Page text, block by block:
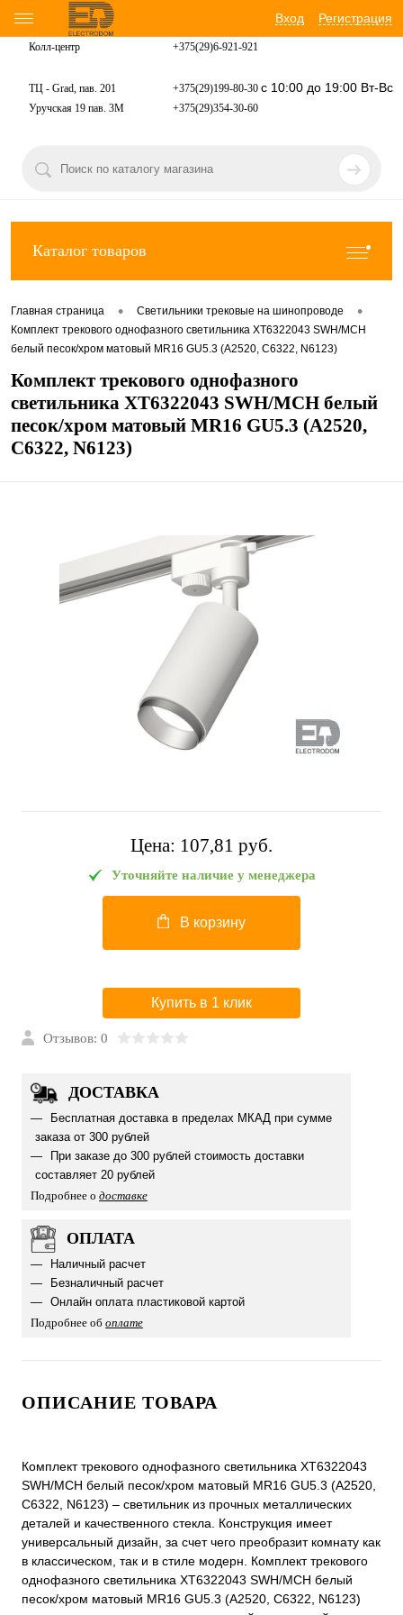
Вход Регистрация
Колл-центр +375(29)6-921-921
ТЦ - Grad, пав. 201 +375(29)199-80-30 с 10:00 до 19:00 Вт-Вс
Уручская 19 пав. 3М +375(29)354-30-60
Каталог товаров
Главная страница • Светильники трековые на шинопроводе •
Комплект трекового однофазного светильника XT6322043 SWH/MCH
белый песок/хром матовый MR16 GU5.3 (A2520, C6322, N6123)
Комплект трекового однофазного
светильника XT6322043 SWH/MCH белый
песок/хром матовый MR16 GU5.3 (A2520,
C6322, N6123)
Цена: 107,81 pуб.
Уточняйте наличие у менеджера
В корзину
Купить в 1 клик
Отзывов: 0
ДОСТАВКА
Бесплатная доставка в пределах МКАД при сумме
заказа от 300 рублей
При заказе до 300 рублей стоимость доставки
составляет 20 рублей
Подробнее о доставке
ОПЛАТА
Наличный расчет
Безналичный расчет
Онлайн оплата пластиковой картой
Подробнее об оплате
ОПИСАНИЕ ТОВАРА
Комплект трекового однофазного светильника XT6322043
SWH/MCH белый песок/хром матовый MR16 GU5.3 (A2520,
C6322, N6123) – светильник из прочных металлических
деталей и качественного стекла. Конструкция имеет
универсальный дизайн, за счет чего преобразит комнату как
в классическом, так и в стиле модерн. Комплект трекового
однофазного светильника XT6322043 SWH/MCH белый
песок/хром матовый MR16 GU5.3 (A2520, C6322, N6123)